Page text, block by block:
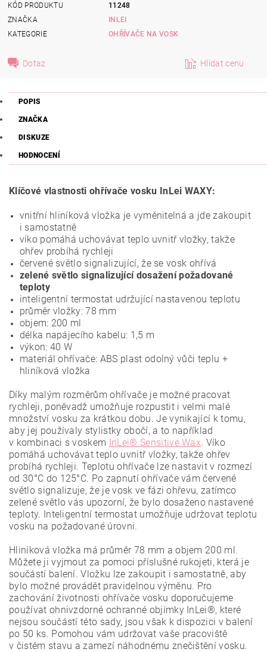
KÓD PRODUKTU
11248
ZNAČKA
INLEI
KATEGORIE
OHŘÍVAČE NA VOSK
Dotaz Hlídat cenu
POPIS
ZNAČKA
DISKUZE
HODNOCENÍ
Klíčové vlastnosti ohřívače vosku InLei WAXY:
vnitřní hliníková vložka je vyměnitelná a jde zakoupit
i samostatně
víko pomáhá uchovávat teplo uvnitř vložky, takže
ohřev probíhá rychleji
červené světlo signalizující, že se vosk ohřívá
zelené světlo signalizující dosažení požadované
teploty
inteligentní termostat udržující nastavenou teplotu
průměr vložky: 78 mm
objem: 200 ml
délka napájecího kabelu: 1,5 m
výkon: 40 W
materiál ohřívače: ABS plast odolný vůči teplu +
hliníková vložka
Díky malým rozměrům ohřívače je možné pracovat
rychleji, poněvadž umožňuje rozpustit i velmi malé
množství vosku za krátkou dobu. Je vynikající k tomu,
aby jej používaly stylistky obočí, a to například
v kombinaci s voskem InLei® Sensitive Wax. Víko
pomáhá uchovávat teplo uvnitř vložky, takže ohřev
probíhá rychleji. Teplotu ohřívače lze nastavit v rozmezí
od 30°C do 125°C. Po zapnutí ohřívače vám červené
světlo signalizuje, že je vosk ve fázi ohřevu, zatímco
zelené světlo vás upozorní, že bylo dosaženo nastavené
teploty. Inteligentní termostat umožňuje udržovat teplotu
vosku na požadované úrovni.
Hliníková vložka má průměr 78 mm a objem 200 ml.
Můžete ji vyjmout za pomoci příslušné rukojeti, která je
součástí balení. Vložku lze zakoupit i samostatně, aby
bylo možné provádět pravidelnou výměnu. Pro
zachování životnosti ohřívače vosku doporučujeme
používat ohnivzdorné ochranné objímky InLei®, které
nejsou součástí této sady, jsou však k dispozici v balení
po 50 ks. Pomohou vám udržovat vaše pracoviště
v čistém stavu a zamezí náhodnému znečištění vosku.